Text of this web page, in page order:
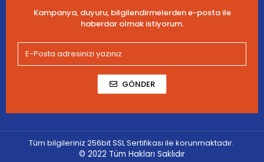
Kampanya, duyuru, bilgilendirmelerden e-posta ile
haberdar olmak istiyorum.
GÖNDER
Tüm bilgileriniz 256bit SSL Sertifikası ile korunmaktadır.
© 2022 Tüm Hakları Saklıdır